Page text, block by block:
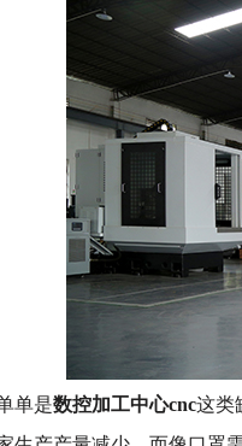
单是数控加工中心cnc这类